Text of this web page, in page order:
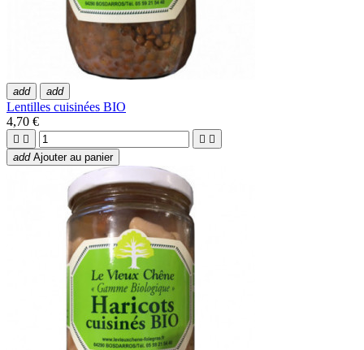
add add
Lentilles cuisinées BIO
4,70 €
   
add Ajouter au panier